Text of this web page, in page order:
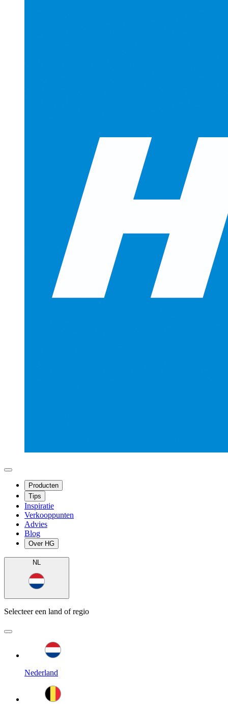
Producten
Tips
Inspiratie
Verkooppunten
Advies
Blog
Over HG
NL
Selecteer een land of regio
Nederland